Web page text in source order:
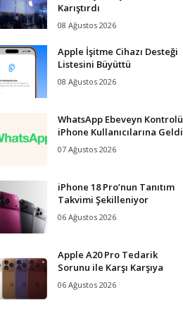
Karıştırdı
08 Ağustos 2026
Apple İşitme Cihazı Desteği
Listesini Büyüttü
08 Ağustos 2026
WhatsApp Ebeveyn Kontrolü
iPhone Kullanıcılarına Geldi
07 Ağustos 2026
iPhone 18 Pro’nun Tanıtım
Takvimi Şekilleniyor
06 Ağustos 2026
Apple A20 Pro Tedarik
Sorunu ile Karşı Karşıya
06 Ağustos 2026